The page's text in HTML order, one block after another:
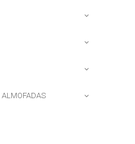
ALMOFADAS